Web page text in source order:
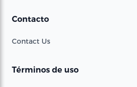
Contacto
Contact Us
Términos de uso